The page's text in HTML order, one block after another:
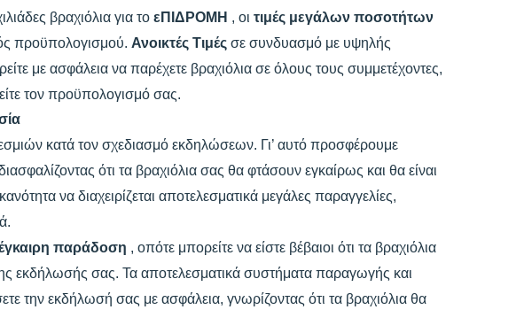
βραχιόλια για το εΠΙΔΡΟΜΗ , οι τιμές μεγάλων ποσοτήτων
προϋπολογισμού. Ανοικτές Τιμές σε συνδυασμό με υψηλής
με ασφάλεια να παρέχετε βραχιόλια σε όλους τους συμμετέχοντες,
τον προϋπολογισμό σας.
κατά τον σχεδιασμό εκδηλώσεων. Γι’ αυτό προσφέρουμε
ότι τα βραχιόλια σας θα φτάσουν εγκαίρως και θα είναι
να διαχειρίζεται αποτελεσματικά μεγάλες παραγγελίες,
παράδοση , οπότε μπορείτε να είστε βέβαιοι ότι τα βραχιόλια
εκδήλωσής σας. Τα αποτελεσματικά συστήματα παραγωγής και
την εκδήλωσή σας με ασφάλεια, γνωρίζοντας ότι τα βραχιόλια θα